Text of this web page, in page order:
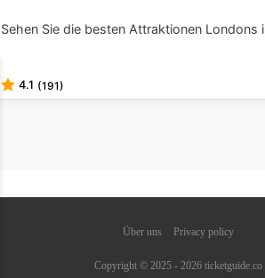
Sehen Sie die besten Attraktionen Londons
4.1 (191)
Über uns Privacy policy
Copyright © 2025 - 2026 ticketguide.co